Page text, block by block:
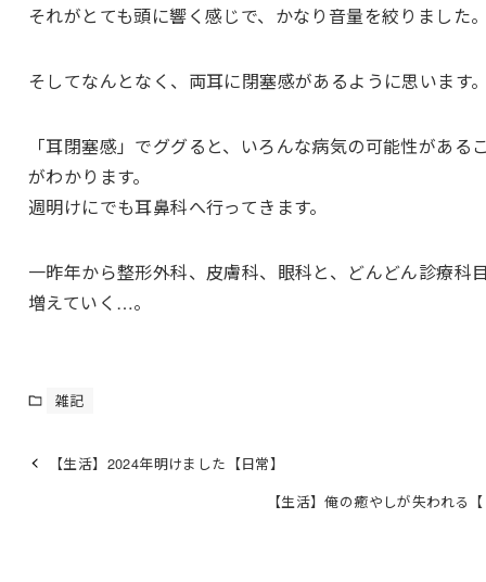
それがとても頭に響く感じで、かなり音量を絞りました
そしてなんとなく、両耳に閉塞感があるように思います
「耳閉塞感」でググると、いろんな病気の可能性がある
がわかります。
週明けにでも耳鼻科へ行ってきます。
一昨年から整形外科、皮膚科、眼科と、どんどん診療科
増えていく…。
雑記
【生活】2024年明けました【日常】
【生活】俺の癒やしが失われる